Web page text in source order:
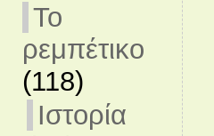
Το
ρεμπέτικο
(118)
Ιστορία